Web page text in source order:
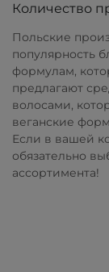
Количество
Польские
популярность
формулам,
предлагают
волосами,
веганские
Если в вашей
обязательно
ассортимента!